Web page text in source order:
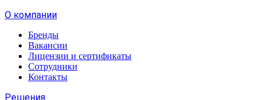
О компании
Бренды
Вакансии
Лицензии и сертификаты
Сотрудники
Контакты
Решения